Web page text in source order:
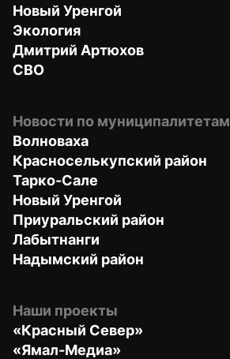
Новый Уренгой
Экология
Дмитрий Артюхов
СВО
Новости по муниципалитетам
Волноваха
Красноселькупский район
Тарко-Сале
Новый Уренгой
Приуральский район
Лабытнанги
Надымский район
Наши проекты
«Красный Север»
«Ямал-Медиа»